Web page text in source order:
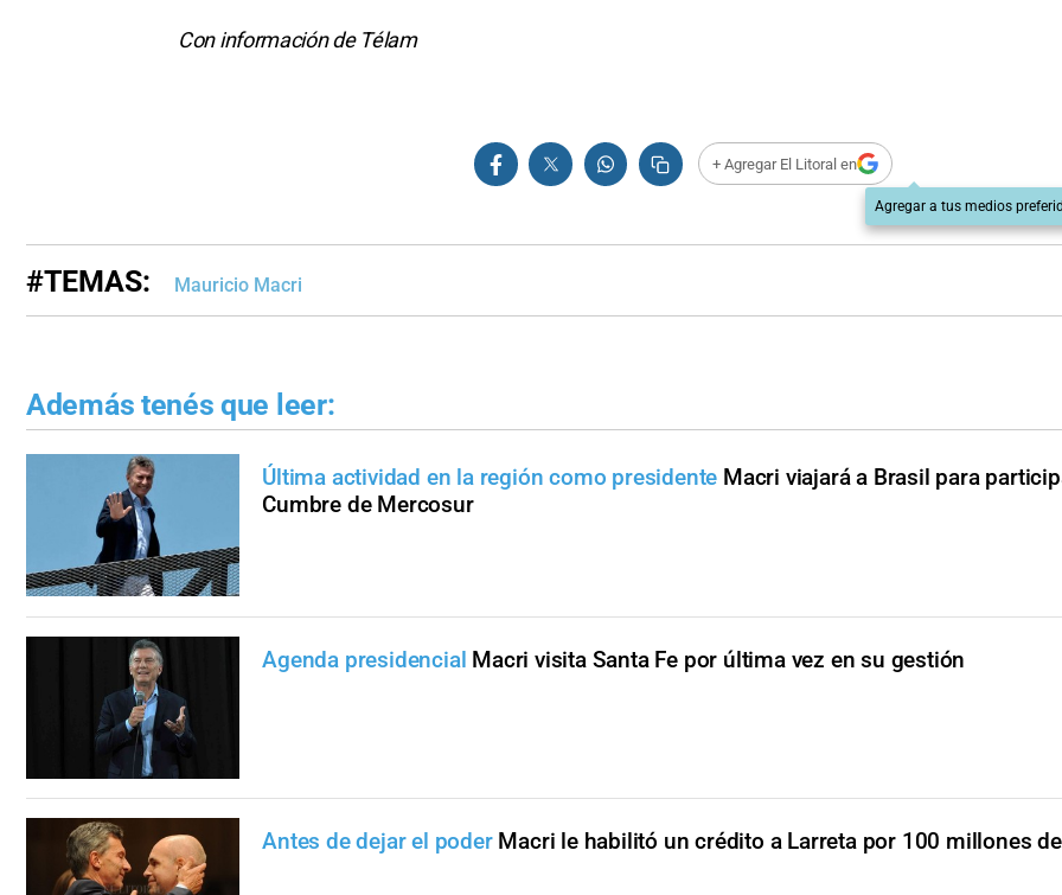
Con información de Télam
+ Agregar El Litoral en
Agregar a tus medios
#TEMAS: Mauricio Macri
Además tenés que leer:
Última actividad en la región como presidente Macri viajará a Brasil para
Cumbre de Mercosur
Agenda presidencial Macri visita Santa Fe por última vez en su gestión
Antes de dejar el poder Macri le habilitó un crédito a Larreta por 100 millones